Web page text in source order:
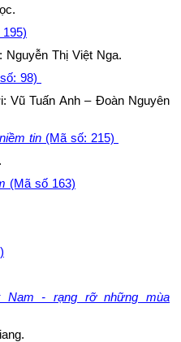
Thị Việt Nga.
98)
Tuấn Anh – Đoàn Nguyên
tin (Mã số: 215)
(Mã số 163)
Nam - rạng rỡ những mùa